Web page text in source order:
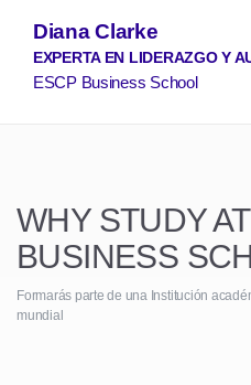
Diana Clarke
EXPERTA EN LIDERAZGO Y
ESCP Business School
WHY STUDY
BUSINESS
Formarás parte de una Institución
mundial